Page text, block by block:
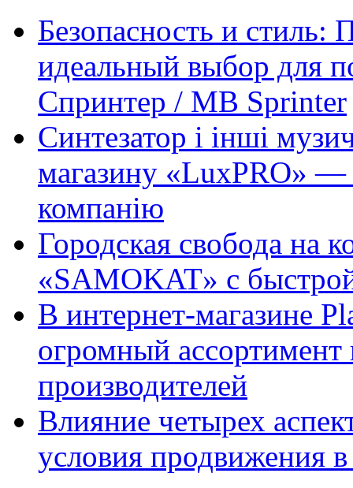
Безопасность и
идеальный выбор для
Спринтер / MB Sprinter
Синтезатор і інші
магазину «LuxPRO» —
компанію
Городская свобода на
«SAMOKAT» с
В интернет-магазине
огромный ассортимент
производителей
Влияние четырех
условия продвижения